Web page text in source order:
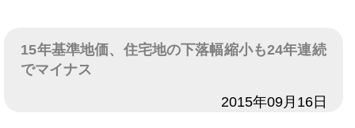
15年基準地価、住宅地の下落幅縮小も24年連続
でマイナス
2015年09月16日